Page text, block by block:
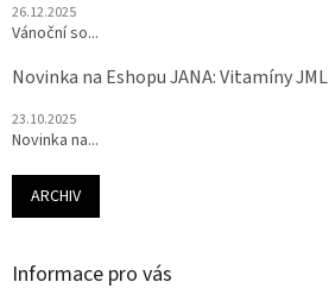
26.12.2025
Vánoční so...
Novinka na Eshopu JANA: Vitamíny JML
23.10.2025
Novinka na...
ARCHIV
Informace pro vás